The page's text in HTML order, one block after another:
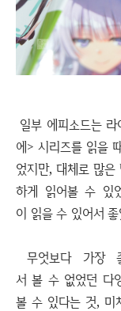
일부 에피소드는
에> 시리즈를 읽을
었지만, 대체로 많
하게 읽어볼 수 있
이 읽을 수 있어서
무엇보다 가장
서 볼 수 없었던 다
볼 수 있다는 것, 미